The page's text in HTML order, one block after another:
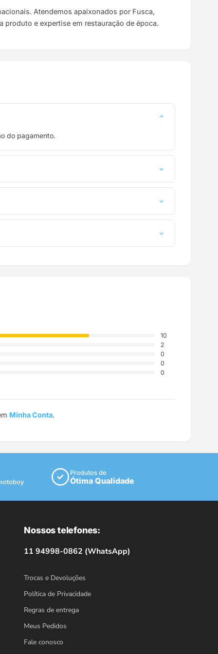
Atendemos apaixonados por Fusca,
produto e expertise em restauração de época.
do pagamento.
10
2
0
0
0
Minha Conta.
Produtos de
Ótima Qualidade
Nossos telefones:
11 94998-0862 (WhatsApp)
Trocas e Devoluções
Política de Privacidade
Regras de entrega
Meus Pedidos
Fale conosco